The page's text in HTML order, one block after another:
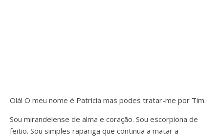
Olá! O meu nome é Patrícia mas podes tratar-me por Tim.
Sou mirandelense de alma e coração. Sou escorpiona de
feitio. Sou simples rapariga que continua a matar a